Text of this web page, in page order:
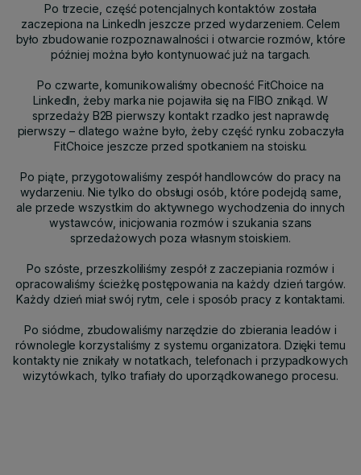
Po trzecie, część potencjalnych kontaktów została
zaczepiona na LinkedIn jeszcze przed wydarzeniem. Celem
było zbudowanie rozpoznawalności i otwarcie rozmów, które
później można było kontynuować już na targach.
Po czwarte, komunikowaliśmy obecność FitChoice na
LinkedIn, żeby marka nie pojawiła się na FIBO znikąd. W
sprzedaży B2B pierwszy kontakt rzadko jest naprawdę
pierwszy – dlatego ważne było, żeby część rynku zobaczyła
FitChoice jeszcze przed spotkaniem na stoisku.
Po piąte, przygotowaliśmy zespół handlowców do pracy na
wydarzeniu. Nie tylko do obsługi osób, które podejdą same,
ale przede wszystkim do aktywnego wychodzenia do innych
wystawców, inicjowania rozmów i szukania szans
sprzedażowych poza własnym stoiskiem.
Po szóste, przeszkoliliśmy zespół z zaczepiania rozmów i
opracowaliśmy ścieżkę postępowania na każdy dzień targów.
Każdy dzień miał swój rytm, cele i sposób pracy z kontaktami.
Po siódme, zbudowaliśmy narzędzie do zbierania leadów i
równolegle korzystaliśmy z systemu organizatora. Dzięki temu
kontakty nie znikały w notatkach, telefonach i przypadkowych
wizytówkach, tylko trafiały do uporządkowanego procesu.